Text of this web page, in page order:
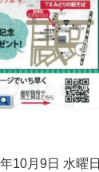
10月9日 水曜日